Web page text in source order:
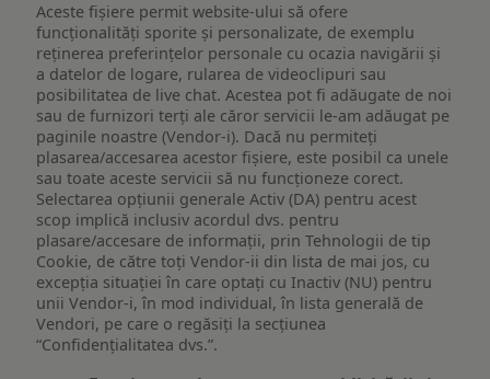
Aceste fișiere permit website-ului să ofere
funcționalități sporite și personalizate, de exemplu
reţinerea preferinţelor personale cu ocazia navigării și
a datelor de logare, rularea de videoclipuri sau
posibilitatea de live chat. Acestea pot fi adăugate de noi
sau de furnizori terți ale căror servicii le-am adăugat pe
paginile noastre (Vendor-i). Dacă nu permiteți
plasarea/accesarea acestor fișiere, este posibil ca unele
sau toate aceste servicii să nu funcționeze corect.
Selectarea opțiunii generale Activ (DA) pentru acest
scop implică inclusiv acordul dvs. pentru
plasare/accesare de informații, prin Tehnologii de tip
Cookie, de către toți Vendor-ii din lista de mai jos, cu
excepția situației în care optați cu Inactiv (NU) pentru
unii Vendor-i, în mod individual, în lista generală de
Vendori, pe care o regăsiți la secțiunea
“Confidențialitatea dvs.”.